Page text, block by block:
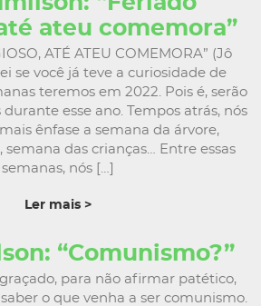
ateu comemora”
ATÉ ATEU COMEMORA” (Jô
se você já teve a curiosidade de
teremos em 2022. Pois é, serão
durante esse ano. Tempos atrás, nós
ênfase a semana da árvore,
das crianças… Entre essas
semanas, nós […]
Ler mais >
“Comunismo?”
para não afirmar patético,
o que venha a ser comunismo.